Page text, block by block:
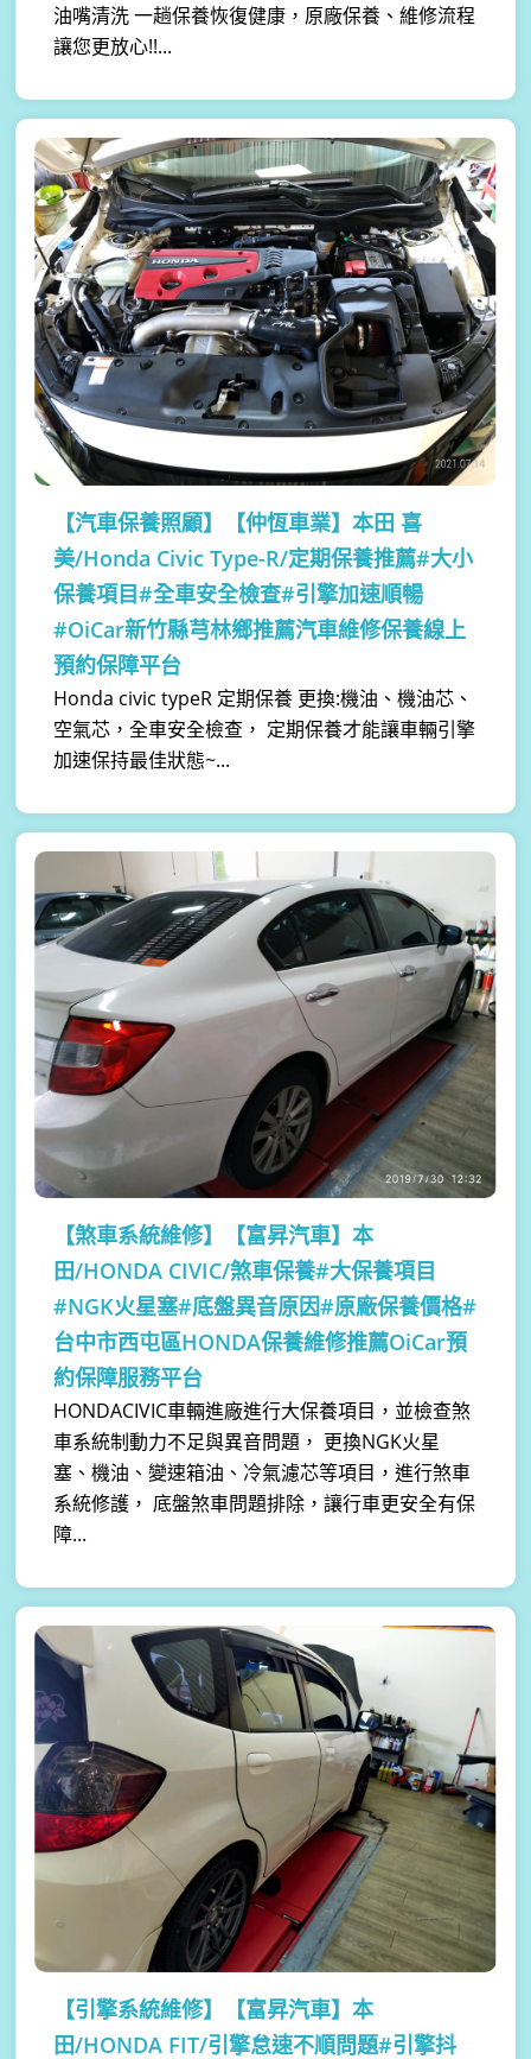
油嘴清洗 一趟保養恢復健康，原廠保養、維修流程
讓您更放心!!...
【汽車保養照顧】
【仲恆車業】本田 喜
美/Honda Civic Type-R/定期保養推薦#大小
保養項目#全車安全檢查#引擎加速順暢
#OiCar新竹縣芎林鄉推薦汽車維修保養線上
預約保障平台
Honda civic typeR 定期保養 更換:機油、機油芯、
空氣芯，全車安全檢查， 定期保養才能讓車輛引擎
加速保持最佳狀態~...
【煞車系統維修】
【富昇汽車】本
田/HONDA CIVIC/煞車保養#大保養項目
#NGK火星塞#底盤異音原因#原廠保養價格#
台中市西屯區HONDA保養維修推薦OiCar預
約保障服務平台
HONDACIVIC車輛進廠進行大保養項目，並檢查煞
車系統制動力不足與異音問題， 更換NGK火星
塞、機油、變速箱油、冷氣濾芯等項目，進行煞車
系統修護， 底盤煞車問題排除，讓行車更安全有保
障...
【引擎系統維修】
【富昇汽車】本
田/HONDA FIT/引擎怠速不順問題#引擎抖